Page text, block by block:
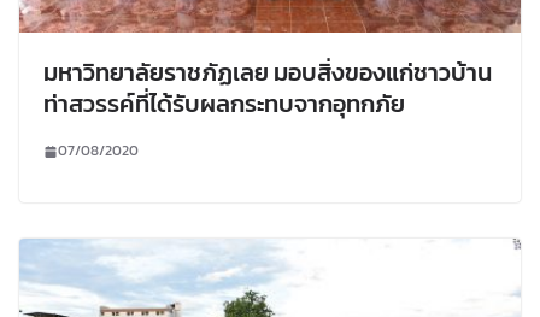
มหาวิทยาลัยราชภัฏเลย มอบสิ่งของแก่ชาวบ้าน
ท่าสวรรค์ที่ได้รับผลกระทบจากอุทกภัย
07/08/2020